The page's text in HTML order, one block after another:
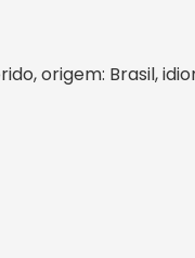
origem: Brasil,